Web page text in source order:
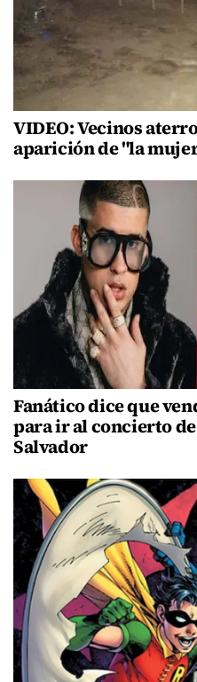
VIDEO: Vecinos
aparición de "la
Fanático dice que
para ir al concierto
Salvador